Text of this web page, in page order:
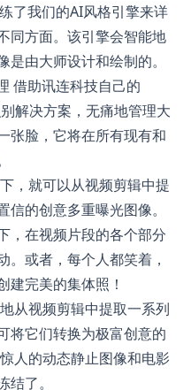
了我们的AI风格引擎来详
同方面。该引擎会智能地
由大师设计和绘制的。
借助讯连科技自己的
解决方案，无痛地管理大
张脸，它将在所有现有和
，就可以从视频剪辑中提
的创意多重曝光图像。
，在视频片段的各个部分
。或者，每个人都笑着，
建完美的集体照！
从视频剪辑中提取一系列
将它们转换为极富创意的
人的动态静止图像和电影
了。